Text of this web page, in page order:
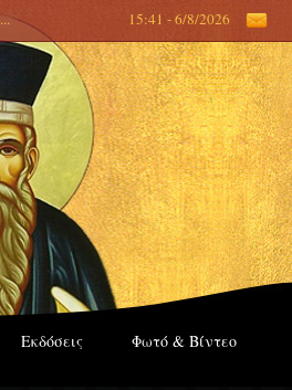
... 15:41 - 6/8/2026
Εκδόσεις Φωτό & Βίντεο